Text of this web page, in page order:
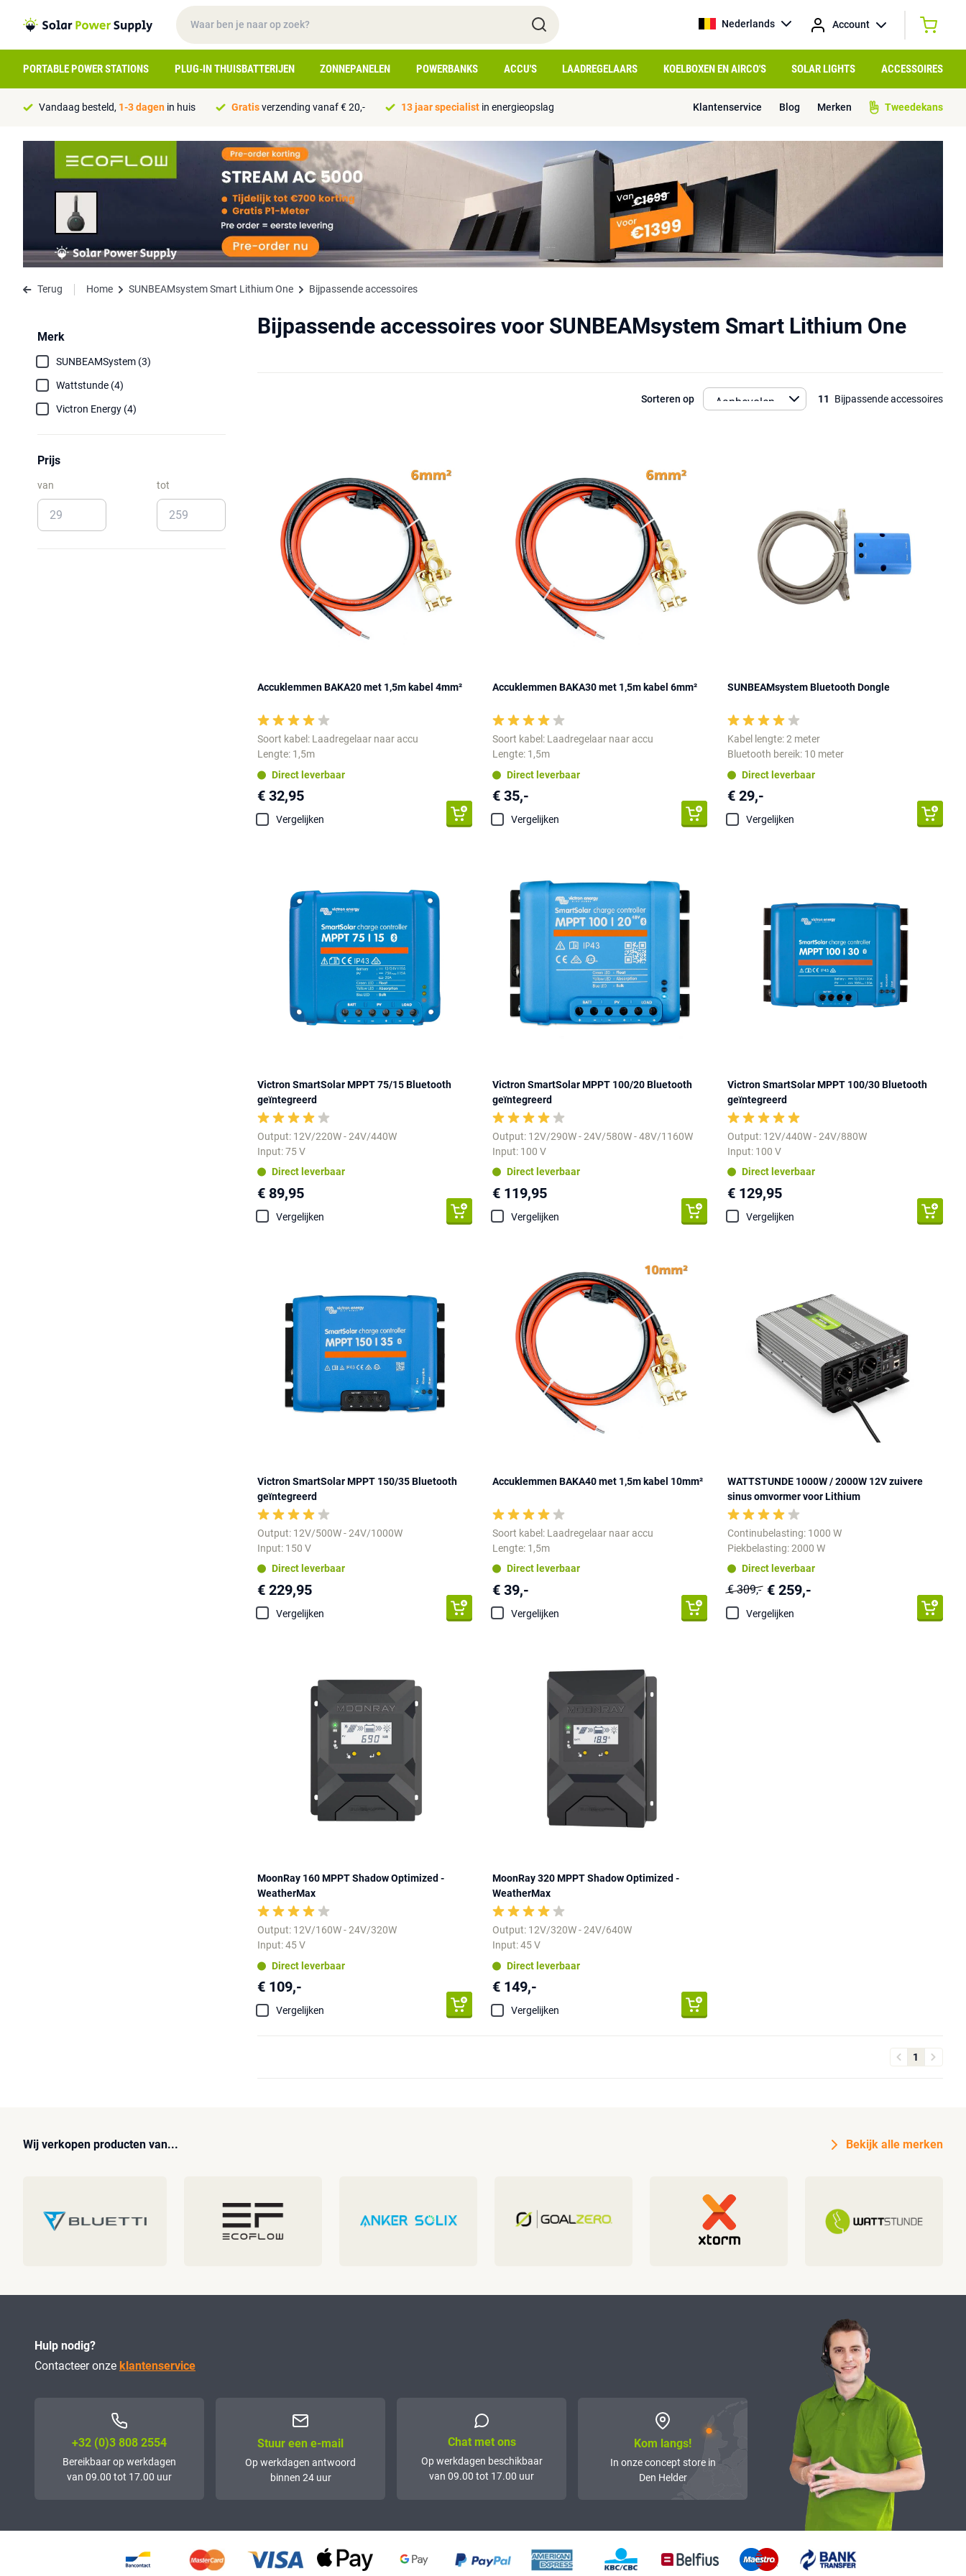
Nederlands Account
PORTABLE POWER STATIONS PLUG-IN THUISBATTERIJEN ZONNEPANELEN POWERBANKS ACCU'S LAADREGELAARS KOELBOXEN EN AIRCO'S SOLAR LIGHTS ACCESSOIRES
Vandaag besteld, 1-3 dagen in huis Gratisverzending vanaf € 20,- 13 jaar specialist in energieopslag Klantenservice Blog Merken Tweedekans
Terug Home SUNBEAMsystem Smart Lithium One Bijpassende accessoires
Merk
SUNBEAMSystem (3)
Wattstunde (4)
Victron Energy (4)
Prijs
van tot
Bijpassende accessoires voor SUNBEAMsystem Smart Lithium One
Sorteren op 11 Bijpassende accessoires
Accuklemmen BAKA20 met 1,5m kabel 4mm²
Soort kabel: Laadregelaar naar accu
Lengte: 1,5m
Direct leverbaar
€ 32,95
Vergelijken
Accuklemmen BAKA30 met 1,5m kabel 6mm²
Soort kabel: Laadregelaar naar accu
Lengte: 1,5m
Direct leverbaar
€ 35,-
Vergelijken
SUNBEAMsystem Bluetooth Dongle
Kabel lengte: 2 meter
Bluetooth bereik: 10 meter
Direct leverbaar
€ 29,-
Vergelijken
Victron SmartSolar MPPT 75/15 Bluetooth
geïntegreerd
Output: 12V/220W - 24V/440W
Input: 75 V
Direct leverbaar
€ 89,95
Vergelijken
Victron SmartSolar MPPT 100/20 Bluetooth
geïntegreerd
Output: 12V/290W - 24V/580W - 48V/1160W
Input: 100 V
Direct leverbaar
€ 119,95
Vergelijken
Victron SmartSolar MPPT 100/30 Bluetooth
geïntegreerd
Output: 12V/440W - 24V/880W
Input: 100 V
Direct leverbaar
€ 129,95
Vergelijken
Victron SmartSolar MPPT 150/35 Bluetooth
geïntegreerd
Output: 12V/500W - 24V/1000W
Input: 150 V
Direct leverbaar
€ 229,95
Vergelijken
Accuklemmen BAKA40 met 1,5m kabel 10mm²
Soort kabel: Laadregelaar naar accu
Lengte: 1,5m
Direct leverbaar
€ 39,-
Vergelijken
WATTSTUNDE 1000W / 2000W 12V zuivere
sinus omvormer voor Lithium
Continubelasting: 1000 W
Piekbelasting: 2000 W
Direct leverbaar
€ 309,- € 259,-
Vergelijken
MoonRay 160 MPPT Shadow Optimized -
WeatherMax
Output: 12V/160W - 24V/320W
Input: 45 V
Direct leverbaar
€ 109,-
Vergelijken
MoonRay 320 MPPT Shadow Optimized -
WeatherMax
Output: 12V/320W - 24V/640W
Input: 45 V
Direct leverbaar
€ 149,-
Vergelijken
1
Wij verkopen producten van... Bekijk alle merken
Hulp nodig?
Contacteer onze klantenservice
+32 (0)3 808 2554
Bereikbaar op werkdagen
van 09.00 tot 17.00 uur
Stuur een e-mail
Op werkdagen antwoord
binnen 24 uur
Chat met ons
Op werkdagen beschikbaar
van 09.00 tot 17.00 uur
Kom langs!
In onze concept store in
Den Helder